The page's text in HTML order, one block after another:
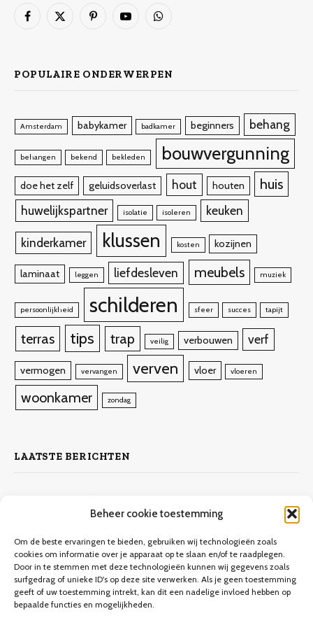
Beheer cookie toestemming
Om de beste ervaringen te bieden, gebruiken wij technologieën zoals
cookies om informatie over je apparaat op te slaan en/of te raadplegen.
Door in te stemmen met deze technologieën kunnen wij gegevens zoals
surfgedrag of unieke ID's op deze site verwerken. Als je geen toestemming
geeft of uw toestemming intrekt, kan dit een nadelige invloed hebben op
bepaalde functies en mogelijkheden.
Facebook
X
PinterestYouTubeWhatsApp
POPULAIRE ONDERWERPEN
Amsterdam babykamer badkamer beginners behang
behangen bekend bekleden bouwvergunning
doe het zelf geluidsoverlast hout houten huis
huwelijkspartner isolatie isoleren keuken
kinderkamer klussen kosten kozijnen
laminaat leggen liefdesleven meubels muziek
persoonlijkheid schilderen sfeer succes tapijt
terras tips trap veilig verbouwen verf
vermogen vervangen verven vloer vloeren
woonkamer zondag
LAATSTE BERICHTEN
Keuken verbouwen op een budget
9 december 2023 9.706Views